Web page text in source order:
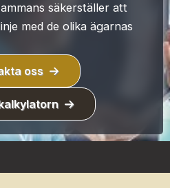
säkerställer att
med de olika ägarnas
oss